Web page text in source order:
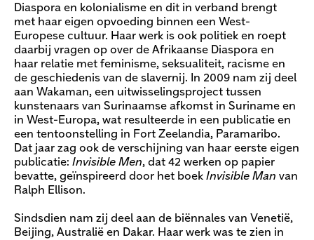
Diaspora en kolonialisme en dit in verband brengt
met haar eigen opvoeding binnen een West-
Europese cultuur. Haar werk is ook politiek en roept
daarbij vragen op over de Afrikaanse Diaspora en
haar relatie met feminisme, seksualiteit, racisme en
de geschiedenis van de slavernij. In 2009 nam zij deel
aan Wakaman, een uitwisselingsproject tussen
kunstenaars van Surinaamse afkomst in Suriname en
in West-Europa, wat resulteerde in een publicatie en
een tentoonstelling in Fort Zeelandia, Paramaribo.
Dat jaar zag ook de verschijning van haar eerste eigen
publicatie: Invisible Men, dat 42 werken op papier
bevatte, geïnspireerd door het boek Invisible Man van
Ralph Ellison.
Sindsdien nam zij deel aan de biënnales van Venetië,
Beijing, Australië en Dakar. Haar werk was te zien in